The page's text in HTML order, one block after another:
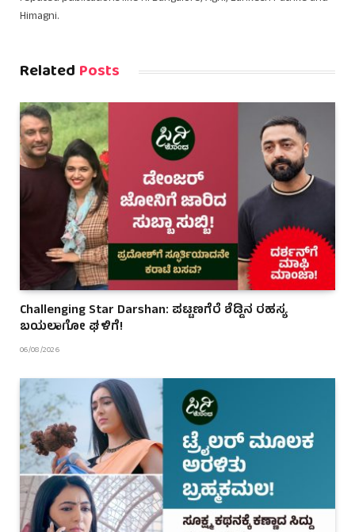
Himagni.
Related Posts
Challenging Star Darshan: ಪಟ್ಟಣಗೆರೆ ಶೆಡ್ಡಿನ ರಹಸ್ಯ
ಬಯಲಾಗೋ ಘಳಿಗೆ!
06/08/2026